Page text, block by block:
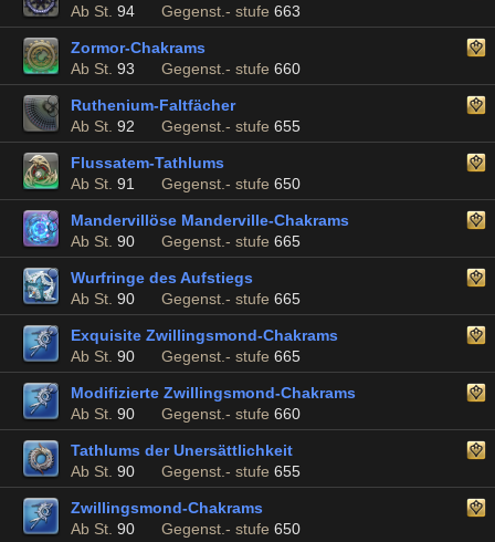
Ab St. 94 Gegenst.- stufe 663
Zormor-Chakrams
Ab St. 93 Gegenst.- stufe 660
Ruthenium-Faltfächer
Ab St. 92 Gegenst.- stufe 655
Flussatem-Tathlums
Ab St. 91 Gegenst.- stufe 650
Mandervillöse Manderville-Chakrams
Ab St. 90 Gegenst.- stufe 665
Wurfringe des Aufstiegs
Ab St. 90 Gegenst.- stufe 665
Exquisite Zwillingsmond-Chakrams
Ab St. 90 Gegenst.- stufe 665
Modifizierte Zwillingsmond-Chakrams
Ab St. 90 Gegenst.- stufe 660
Tathlums der Unersättlichkeit
Ab St. 90 Gegenst.- stufe 655
Zwillingsmond-Chakrams
Ab St. 90 Gegenst.- stufe 650